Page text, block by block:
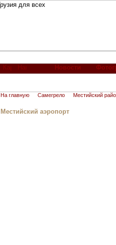
Новости
На главную Самегрело Местийский
Местийский аэропорт